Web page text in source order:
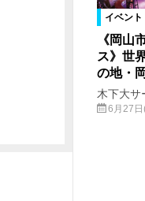
イベント
《岡山
ス》世
の地・
木下大
6月27